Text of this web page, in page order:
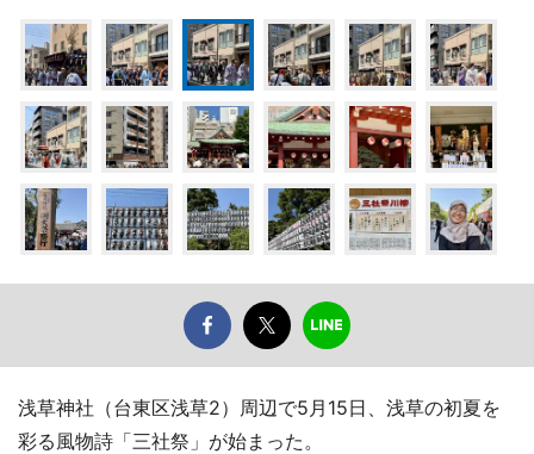
浅草神社（台東区浅草2）周辺で5月15日、浅草の初夏を
彩る風物詩「三社祭」が始まった。